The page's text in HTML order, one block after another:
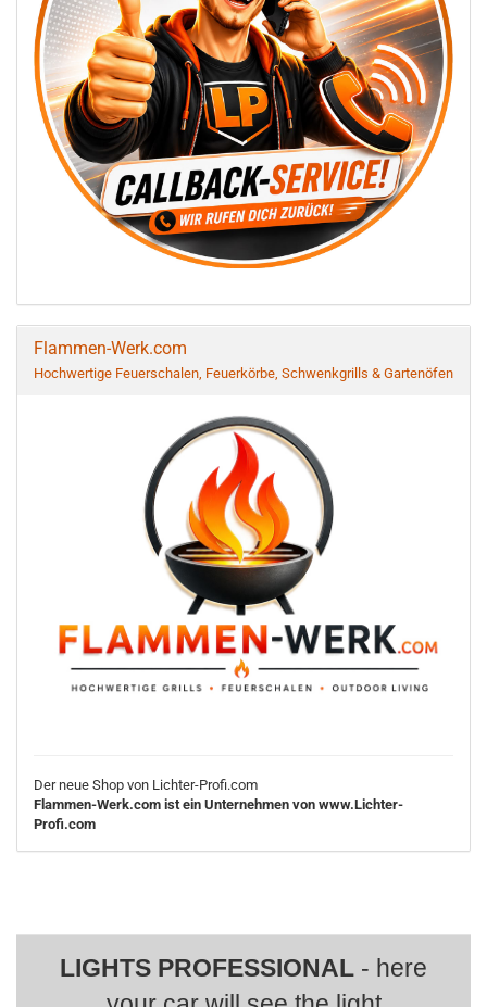
Flammen-Werk.com
Hochwertige Feuerschalen, Feuerkörbe, Schwenkgrills & Gartenöfen
Der neue Shop von Lichter-Profi.com
Flammen-Werk.com ist ein Unternehmen von www.Lichter-
Profi.com
LIGHTS PROFESSIONAL - here